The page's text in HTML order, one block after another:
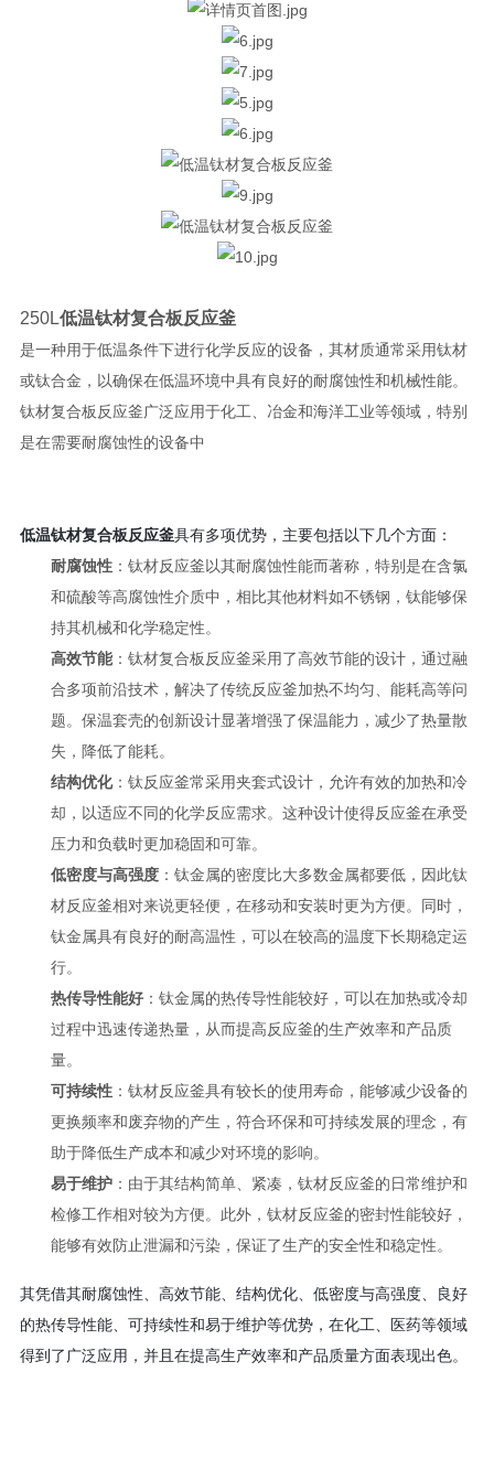
250L低温钛材复合板反应釜
是一种用于低温条件下进行化学反应的设备，其材质通常采用钛材
或钛合金，以确保在低温环境中具有良好的耐腐蚀性和机械性能。
钛材复合板反应釜广泛应用于化工、冶金和海洋工业等领域，特别
是在需要耐腐蚀性的设备中
低温钛材复合板反应釜具有多项优势，主要包括以下几个方面：
耐腐蚀性：钛材反应釜以其耐腐蚀性能而著称，特别是在含氯
和硫酸等高腐蚀性介质中，相比其他材料如不锈钢，钛能够保
持其机械和化学稳定性。
高效节能：钛材复合板反应釜采用了高效节能的设计，通过融
合多项前沿技术，解决了传统反应釜加热不均匀、能耗高等问
题。保温套壳的创新设计显著增强了保温能力，减少了热量散
失，降低了能耗。
结构优化：钛反应釜常采用夹套式设计，允许有效的加热和冷
却，以适应不同的化学反应需求。这种设计使得反应釜在承受
压力和负载时更加稳固和可靠。
低密度与高强度：钛金属的密度比大多数金属都要低，因此钛
材反应釜相对来说更轻便，在移动和安装时更为方便。同时，
钛金属具有良好的耐高温性，可以在较高的温度下长期稳定运
行。
热传导性能好：钛金属的热传导性能较好，可以在加热或冷却
过程中迅速传递热量，从而提高反应釜的生产效率和产品质
量。
可持续性：钛材反应釜具有较长的使用寿命，能够减少设备的
更换频率和废弃物的产生，符合环保和可持续发展的理念，有
助于降低生产成本和减少对环境的影响。
易于维护：由于其结构简单、紧凑，钛材反应釜的日常维护和
检修工作相对较为方便。此外，钛材反应釜的密封性能较好，
能够有效防止泄漏和污染，保证了生产的安全性和稳定性。
其凭借其耐腐蚀性、高效节能、结构优化、低密度与高强度、良好
的热传导性能、可持续性和易于维护等优势，在化工、医药等领域
得到了广泛应用，并且在提高生产效率和产品质量方面表现出色。